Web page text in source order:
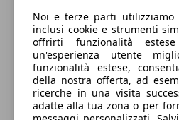
Noi e terze parti utilizziamo
inclusi cookie e strumenti
offrirti funzionalità
un'esperienza utente
funzionalità estese,
della nostra offerta, ad
ricerche in una visita
adatte alla tua zona o per